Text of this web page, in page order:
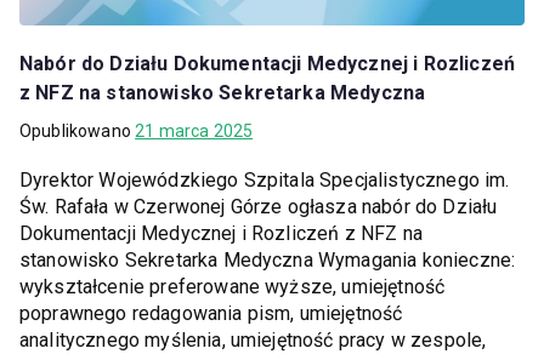
Nabór do Działu Dokumentacji Medycznej i Rozliczeń
z NFZ na stanowisko Sekretarka Medyczna
Opublikowano21 marca 2025
Dyrektor Wojewódzkiego Szpitala Specjalistycznego im.
Św. Rafała w Czerwonej Górze ogłasza nabór do Działu
Dokumentacji Medycznej i Rozliczeń z NFZ na
stanowisko Sekretarka Medyczna Wymagania konieczne:
wykształcenie preferowane wyższe, umiejętność
poprawnego redagowania pism, umiejętność
analitycznego myślenia, umiejętność pracy w zespole,